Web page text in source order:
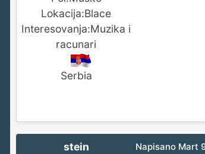
Lokacija:Blace
Interesovanja:Muzika i
racunari
Serbia
stein Napisano Mart